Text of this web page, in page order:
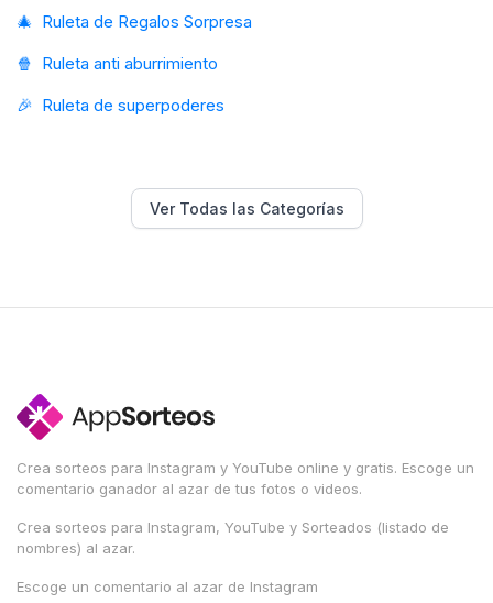
🎄 Ruleta de Regalos Sorpresa
🍿 Ruleta anti aburrimiento
🎉 Ruleta de superpoderes
Ver Todas las Categorías
Crea sorteos para Instagram y YouTube online y gratis. Escoge un
comentario ganador al azar de tus fotos o videos.
Crea sorteos para Instagram, YouTube y Sorteados (listado de
nombres) al azar.
Escoge un comentario al azar de Instagram